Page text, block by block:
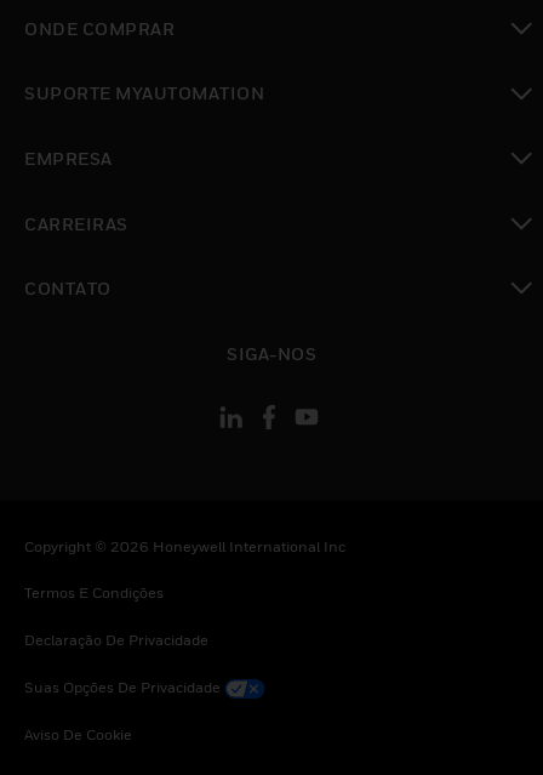
ONDE COMPRAR
SUPORTE MYAUTOMATION
EMPRESA
CARREIRAS
CONTATO
SIGA-NOS
Copyright © 2026 Honeywell International Inc
Termos E Condições
Declaração De Privacidade
Suas Opções De Privacidade
Aviso De Cookie